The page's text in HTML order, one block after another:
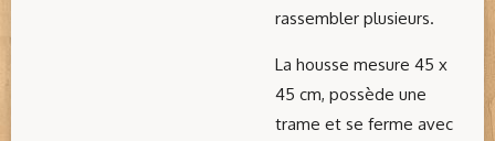
rassembler plusieurs.
La housse mesure 45 x
45 cm, possède une
trame et se ferme avec